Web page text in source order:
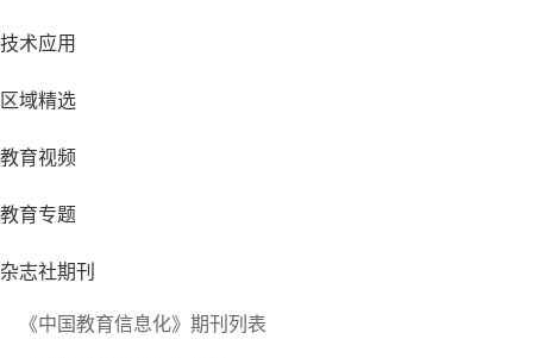
技术应用
区域精选
教育视频
教育专题
杂志社期刊
《中国教育信息化》期刊列表